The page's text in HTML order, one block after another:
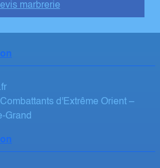
marbrerie
d'Extrême Orient –
Grand